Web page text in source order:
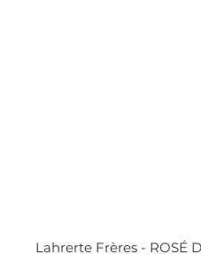
Lahrerte Frères - ROSÉ